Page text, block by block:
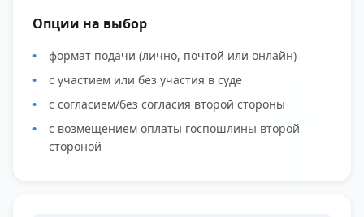
Опции на выбор
формат подачи (лично, почтой или онлайн)
с участием или без участия в суде
с согласием/без согласия второй стороны
с возмещением оплаты госпошлины второй
стороной